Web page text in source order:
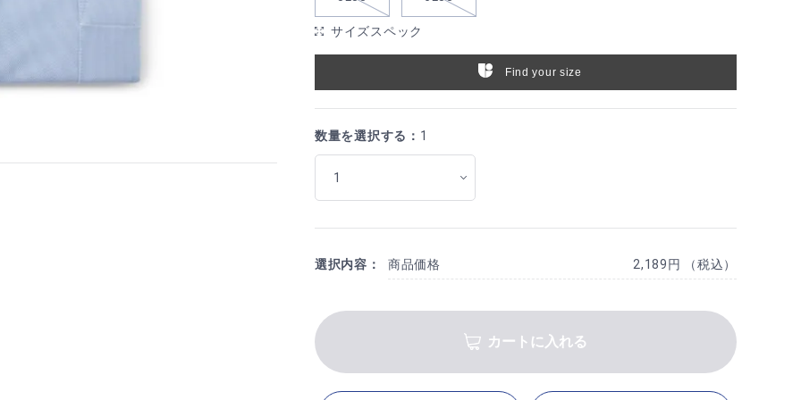
サイズスペック
Find your size
数量を選択する： 1
選択内容： 商品価格 2,189円 （税込）
カートに入れる